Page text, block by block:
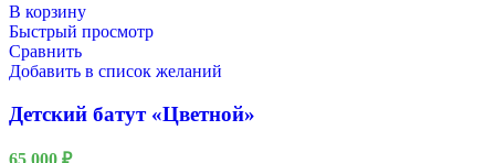
В корзину
Быстрый просмотр
Сравнить
Добавить в список желаний
Детский батут «Цветной»